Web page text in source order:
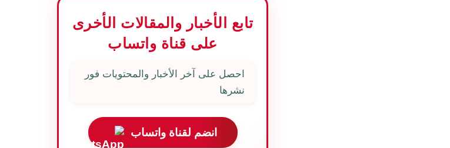
تابع الأخبار والمقالات الأخرى
على قناة واتساب
احصل على آخر الأخبار والمحتويات فور
نشرها
انضم لقناة واتساب